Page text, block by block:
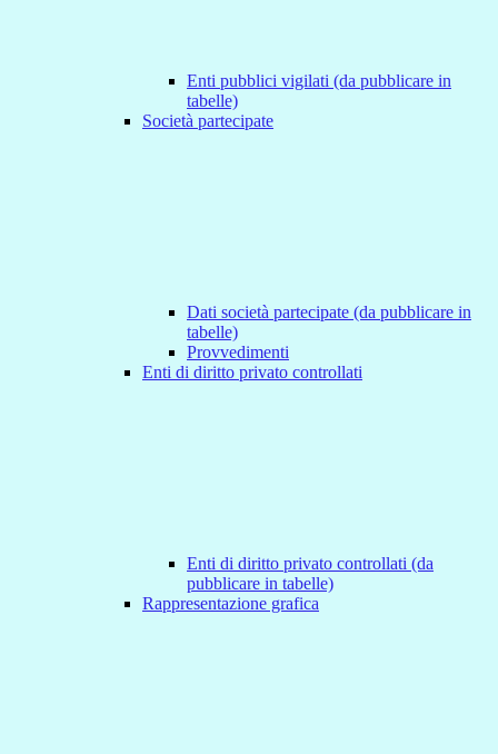
Enti pubblici vigilati (da pubblicare in
tabelle)
Società partecipate
Dati società partecipate (da pubblicare in
tabelle)
Provvedimenti
Enti di diritto privato controllati
Enti di diritto privato controllati (da
pubblicare in tabelle)
Rappresentazione grafica